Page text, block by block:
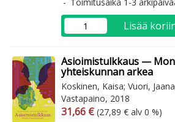
Lisää
Asioimistulkkaus —
yhteiskunnan arkea
Koskinen, Kaisa; Vuori,
Vastapaino, 2018
Arvonlisäverollinen hinta
31,66 € Arvonlisäveroton
(27,89 € alv 0 %)